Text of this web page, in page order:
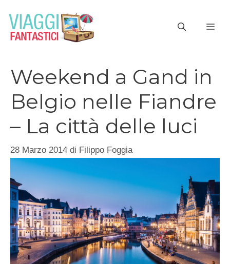
contenuto
Weekend a Gand in
Belgio nelle Fiandre
– La città delle luci
28 Marzo 2014 di Filippo Foggia